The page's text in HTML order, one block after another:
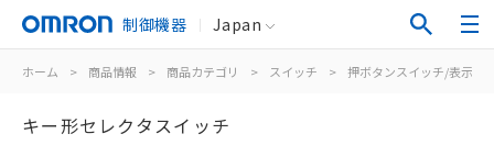
制御機器 Japan
ホーム > 商品情報 > 商品カテゴリ > スイッチ > 押ボタンスイッチ/表示灯
キー形セレクタスイッチ